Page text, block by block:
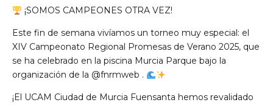
¡SOMOS CAMPEONES OTRA VEZ!
Este fin de semana vivíamos un torneo muy especial: el
XIV Campeonato Regional Promesas de Verano 2025, que
se ha celebrado en la piscina Murcia Parque bajo la
organización de la @fnrmweb .
¡El UCAM Ciudad de Murcia Fuensanta hemos revalidado